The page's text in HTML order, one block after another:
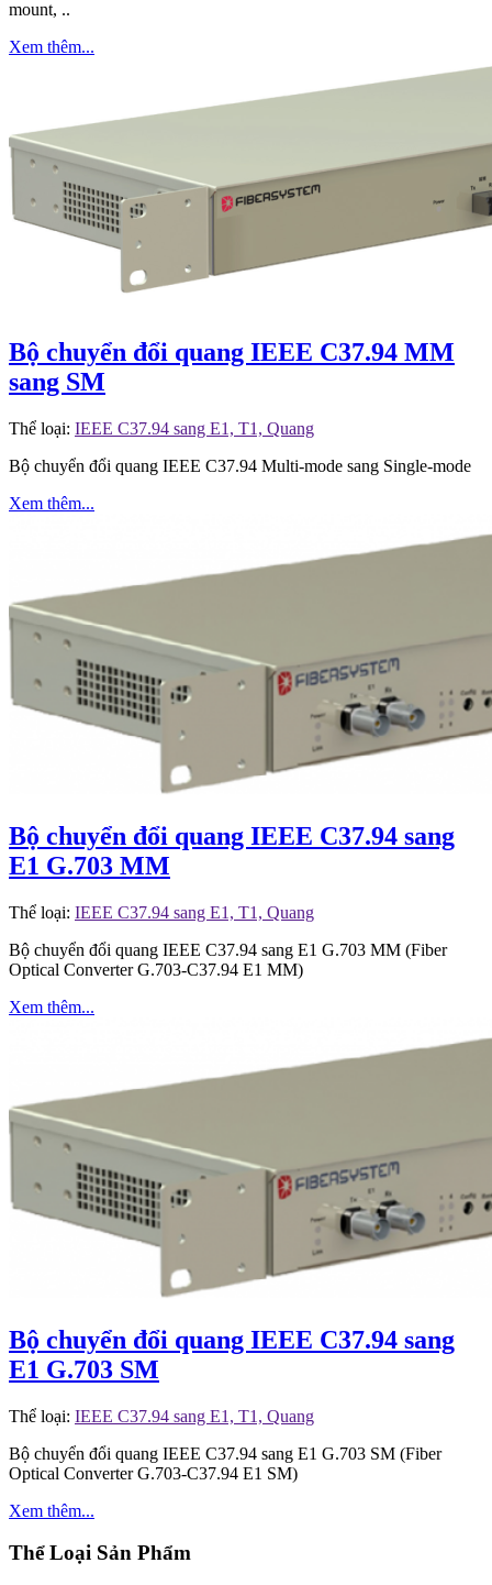
mount, ..
Xem thêm...
Bộ chuyển đổi quang IEEE C37.94 MM
sang SM
Thể loại: IEEE C37.94 sang E1, T1, Quang
Bộ chuyển đổi quang IEEE C37.94 Multi-mode sang Single-mode
Xem thêm...
Bộ chuyển đổi quang IEEE C37.94 sang
E1 G.703 MM
Thể loại: IEEE C37.94 sang E1, T1, Quang
Bộ chuyển đổi quang IEEE C37.94 sang E1 G.703 MM (Fiber
Optical Converter G.703-C37.94 E1 MM)
Xem thêm...
Bộ chuyển đổi quang IEEE C37.94 sang
E1 G.703 SM
Thể loại: IEEE C37.94 sang E1, T1, Quang
Bộ chuyển đổi quang IEEE C37.94 sang E1 G.703 SM (Fiber
Optical Converter G.703-C37.94 E1 SM)
Xem thêm...
Thể Loại Sản Phẩm